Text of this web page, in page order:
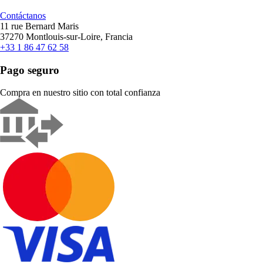
Contáctanos
11 rue Bernard Maris
37270 Montlouis-sur-Loire, Francia
+33 1 86 47 62 58
Pago seguro
Compra en nuestro sitio con total confianza